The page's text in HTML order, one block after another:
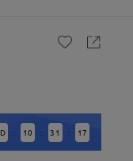
D : 10 : 31 : 16